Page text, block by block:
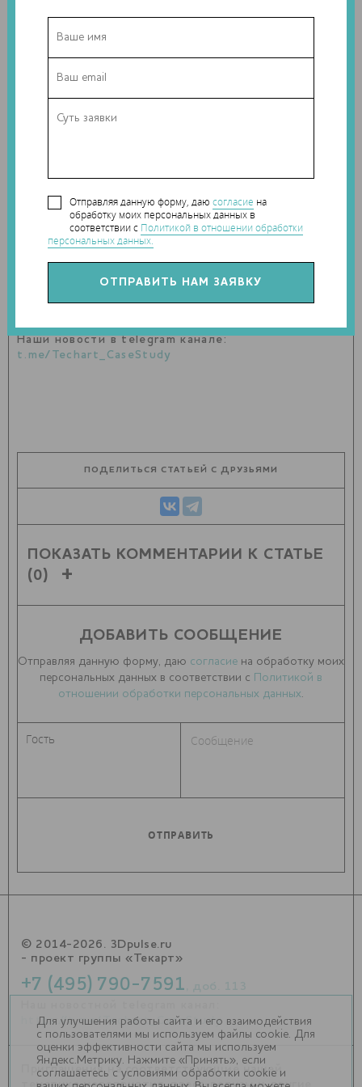
Отправляя данную форму, даюсогласие на
обработку моих персональных данных в
соответствии с Политикой в отношении обработки
персональных данных.
Наши новости в telegram канале:
t.me/Techart_CaseStudy
ПОДЕЛИТЬСЯ СТАТЬЕЙ С ДРУЗЬЯМИ
ПОКАЗАТЬ КОММЕНТАРИИ К СТАТЬЕ
(0)
ДОБАВИТЬ СООБЩЕНИЕ
Отправляя данную форму, даю согласие на обработку моих
персональных данных в соответствии с
Политикой в
отношении обработки персональных данных.
© 2014-2026. 3Dpulse.ru
- проект группы «Текарт»
+7 (495) 790-7591
https://t.me/Techart_CaseStudy
Приглашения на соответствующие нашей
Для улучшения работы сайта и его взаимодействия
с пользователями мы используем файлы cookie. Для
оценки эффективности сайта мы используем
Яндекс.Метрику. Нажмите «Принять», если
соглашаетесь с условиями обработки cookie и